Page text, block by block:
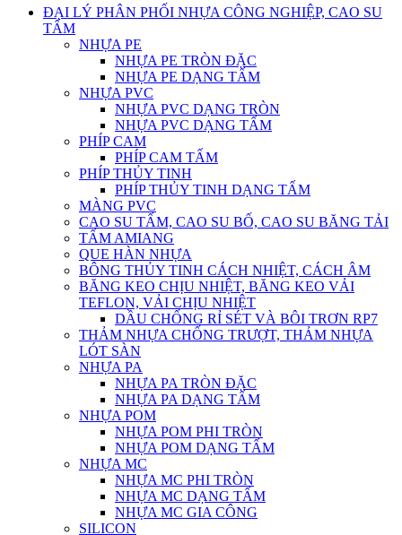
ĐẠI LÝ PHÂN PHỐI NHỰA CÔNG NGHIỆP, CAO SU
TẤM
NHỰA PE
NHỰA PE TRÒN ĐẶC
NHỰA PE DẠNG TẤM
NHỰA PVC
NHỰA PVC DẠNG TRÒN
NHỰA PVC DẠNG TẤM
PHÍP CAM
PHÍP CAM TẤM
PHÍP THỦY TINH
PHÍP THỦY TINH DẠNG TẤM
MÀNG PVC
CAO SU TẤM, CAO SU BỐ, CAO SU BĂNG TẢI
TẤM AMIANG
QUE HÀN NHỰA
BÔNG THỦY TINH CÁCH NHIỆT, CÁCH ÂM
BĂNG KEO CHỊU NHIỆT, BĂNG KEO VẢI
TEFLON, VẢI CHỊU NHIỆT
DẦU CHỐNG RỈ SÉT VÀ BÔI TRƠN RP7
THẢM NHỰA CHỐNG TRƯỢT, THẢM NHỰA
LÓT SÀN
NHỰA PA
NHỰA PA TRÒN ĐẶC
NHỰA PA DẠNG TẤM
NHỰA POM
NHỰA POM PHI TRÒN
NHỰA POM DẠNG TẤM
NHỰA MC
NHỰA MC PHI TRÒN
NHỰA MC DẠNG TẤM
NHỰA MC GIA CÔNG
SILICON